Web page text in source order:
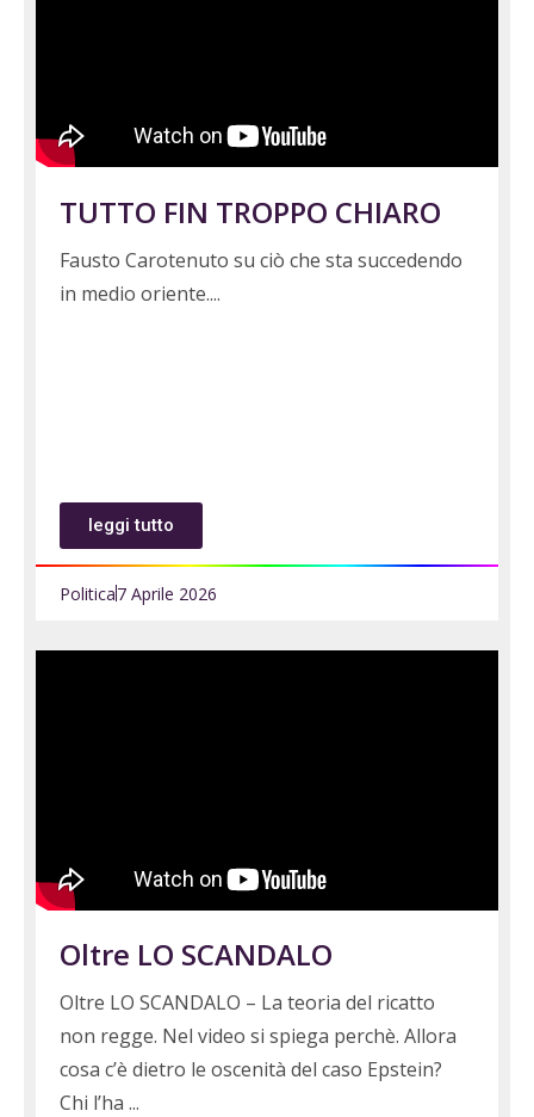
TUTTO FIN TROPPO CHIARO
Fausto Carotenuto su ciò che sta succedendo
in medio oriente.
leggi tutto
Politica7 Aprile 2026
Oltre LO SCANDALO
Oltre LO SCANDALO – La teoria del ricatto
non regge. Nel video si spiega perchè. Allora
cosa c’è dietro le oscenità del caso Epstein?
Chi l’ha